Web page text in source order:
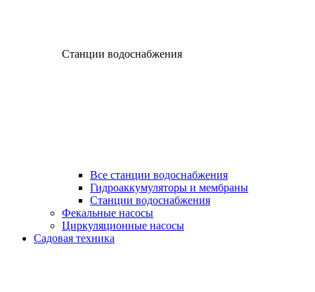
Станции водоснабжения
Все станции водоснабжения
Гидроаккумуляторы и мембраны
Станции водоснабжения
Фекальные насосы
Циркуляционные насосы
Садовая техника